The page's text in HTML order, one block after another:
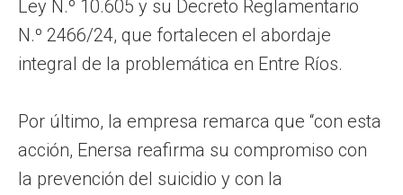
Ley N.º 10.605 y su Decreto Reglamentario
N.º 2466/24, que fortalecen el abordaje
integral de la problemática en Entre Ríos.
Por último, la empresa remarca que “con esta
acción, Enersa reafirma su compromiso con
la prevención del suicidio y con la